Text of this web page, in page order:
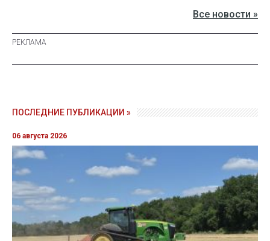
Все новости »
ПОСЛЕДНИЕ ПУБЛИКАЦИИ »
06 августа 2026